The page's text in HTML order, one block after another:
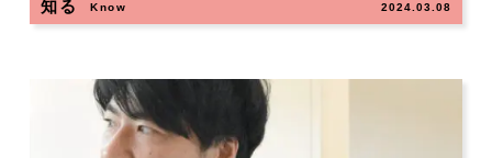
知る Know 2024.03.08